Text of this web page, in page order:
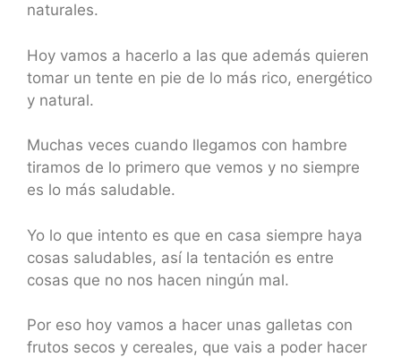
naturales.
Hoy vamos a hacerlo a las que además quieren
tomar un tente en pie de lo más rico, energético
y natural.
Muchas veces cuando llegamos con hambre
tiramos de lo primero que vemos y no siempre
es lo más saludable.
Yo lo que intento es que en casa siempre haya
cosas saludables, así la tentación es entre
cosas que no nos hacen ningún mal.
Por eso hoy vamos a hacer unas galletas con
frutos secos y cereales, que vais a poder hacer